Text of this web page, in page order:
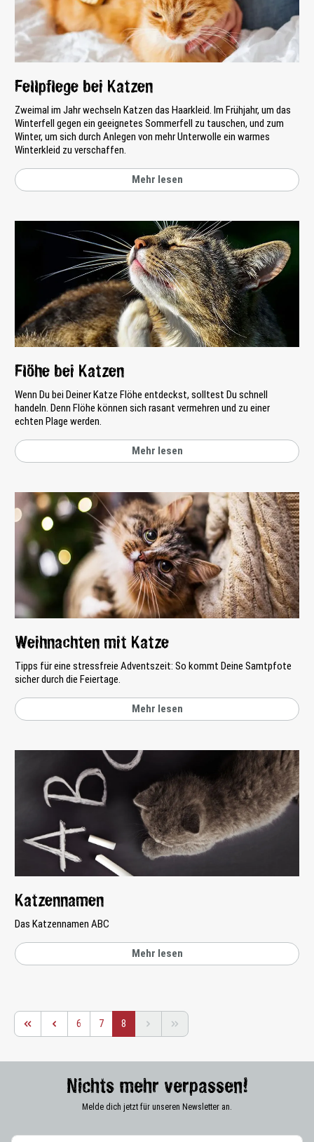
Fellpflege bei Katzen
Zweimal im Jahr wechseln Katzen das Haarkleid. Im Frühjahr, um das
Winterfell gegen ein geeignetes Sommerfell zu tauschen, und zum
Winter, um sich durch Anlegen von mehr Unterwolle ein warmes
Winterkleid zu verschaffen.
Mehr lesen
Flöhe bei Katzen
Wenn Du bei Deiner Katze Flöhe entdeckst, solltest Du schnell
handeln. Denn Flöhe können sich rasant vermehren und zu einer
echten Plage werden.
Mehr lesen
Weihnachten mit Katze
Tipps für eine stressfreie Adventszeit: So kommt Deine Samtpfote
sicher durch die Feiertage.
Mehr lesen
Katzennamen
Das Katzennamen ABC
Mehr lesen
6 7 8
Nichts mehr verpassen!
Melde dich jetzt für unseren Newsletter an.